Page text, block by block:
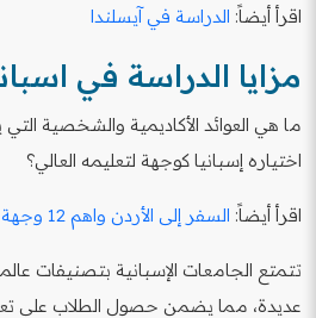
اقرأ أيضاً: الدراسة في آيسلندا
مزايا الدراسة في
ما هي العوائد الأكاديمية والشخصية
اختياره إسبانيا كوجهة لتعليمه العالي؟
اقرأ أيضاً: السفر إلى الأردن واهم 12 وجهة سياحية
تتمتع الجامعات الإسبانية بتصنيفات
عديدة، مما يضمن حصول الطلاب على